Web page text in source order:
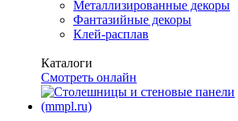
Металлизированные декоры
Фантазийные декоры
Клей-расплав
Каталоги
Смотреть онлайн